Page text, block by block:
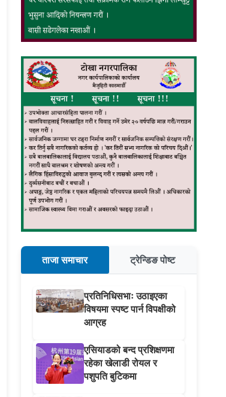
ताजा समाचार ट्रेन्डिङ पोष्ट
प्रतिनिधिसभाः उठाइएका
विषयमा स्पष्ट पार्न विपक्षीको
आग्रह
एसियाडको बन्द प्रशिक्षणमा
रहेका खेलाडी रोयल र
पशुपति बुटिकमा